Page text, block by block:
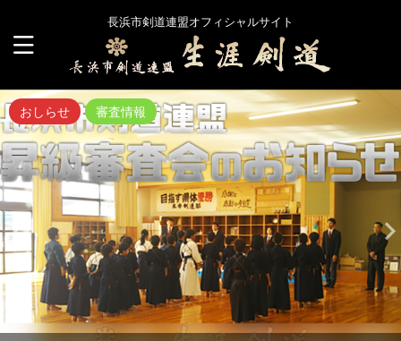
長浜市剣道連盟オフィシャルサイト
おしらせ 審査情報